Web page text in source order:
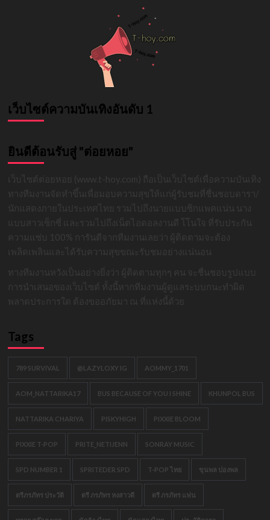
เว็บไซต์ความบันเทิงอันดับ 1
ยินดีต้อนรับสู่ "ต่อยหอย"
เว็บไซต์ต่อยหอย (www.t-hoy.com) ถือเป็นเว็บไซต์เพื่อความบันเทิง
ทางทีมงานจัดทำขึ้นเพื่อมอบความสุขให้แก่ผู้รับชมที่ชื่นชอบดารา/
นักแสดงภายในประเทศไทย รวมไปถึงนายแบบซิกแพคแน่น นาง
แบบสาวเซ็กซี่ และรวมไปถึงเน็ตไอดอลงานดี โโนใจ ที่รับประกัน
ความแซ่บ 100% การันตีจากทีมงานเลยว่า ผู้ติดตามจะต้อง
เพลิดเพลินและได้รับความสุขขณะรับชมอย่างแน่นอน
ทางทีมงานหวังเป็นอย่างยิ่งว่า ผู้ติดตามทุกๆ คน จะชื่นชอบรูปแบบ
การนำเสนอของเว็บไซต์ ทั้งนี้หากทีมงานผู้ดูแลระบบกนะทำผิด
พลาดประการใด ต้องขออภัยมา ณ ที่แห่งนี้ด้วย
Tags
789 SURVIVAL @LAZYLOXY IG AOMMY_1701
AOM_NATTARIKA17 BUS BECAUSE OF YOU I SHINE KHUNPOL BUS
NATTARIKA CHARIYA PISKYHIGH PIXXIE BLOOM
PIXXIE T-POP PRITE_NETIJENN SONRAY MUSIC
SPD NUMBER 1 SPRITEDER SPD T-POP ไทย ขุนพล ปองพล
ตรีภรภัทร ประวัติ ตรี ภรภัทร หงสาวดี ตรี ภรภัทร แฟน